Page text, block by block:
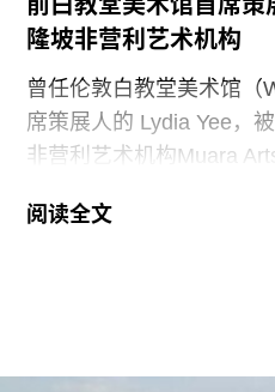
呈现的不准确信息”。
史密森尼学会尚未就行政
哈蒂格出席了一场国会听
隆坡非营利艺术机构
曾任伦敦白教堂美术馆（
席策展人的 Lydia Yee，
非营利艺术机构Muara
正式开幕。与美术馆配套
生河（Klang River）交
阅读全文